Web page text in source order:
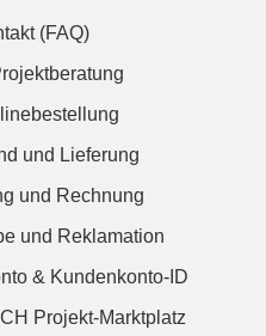
(FAQ)
und Lieferung
und Rechnung
und Reklamation
& Kundenkonto-ID
Projekt-Marktplatz